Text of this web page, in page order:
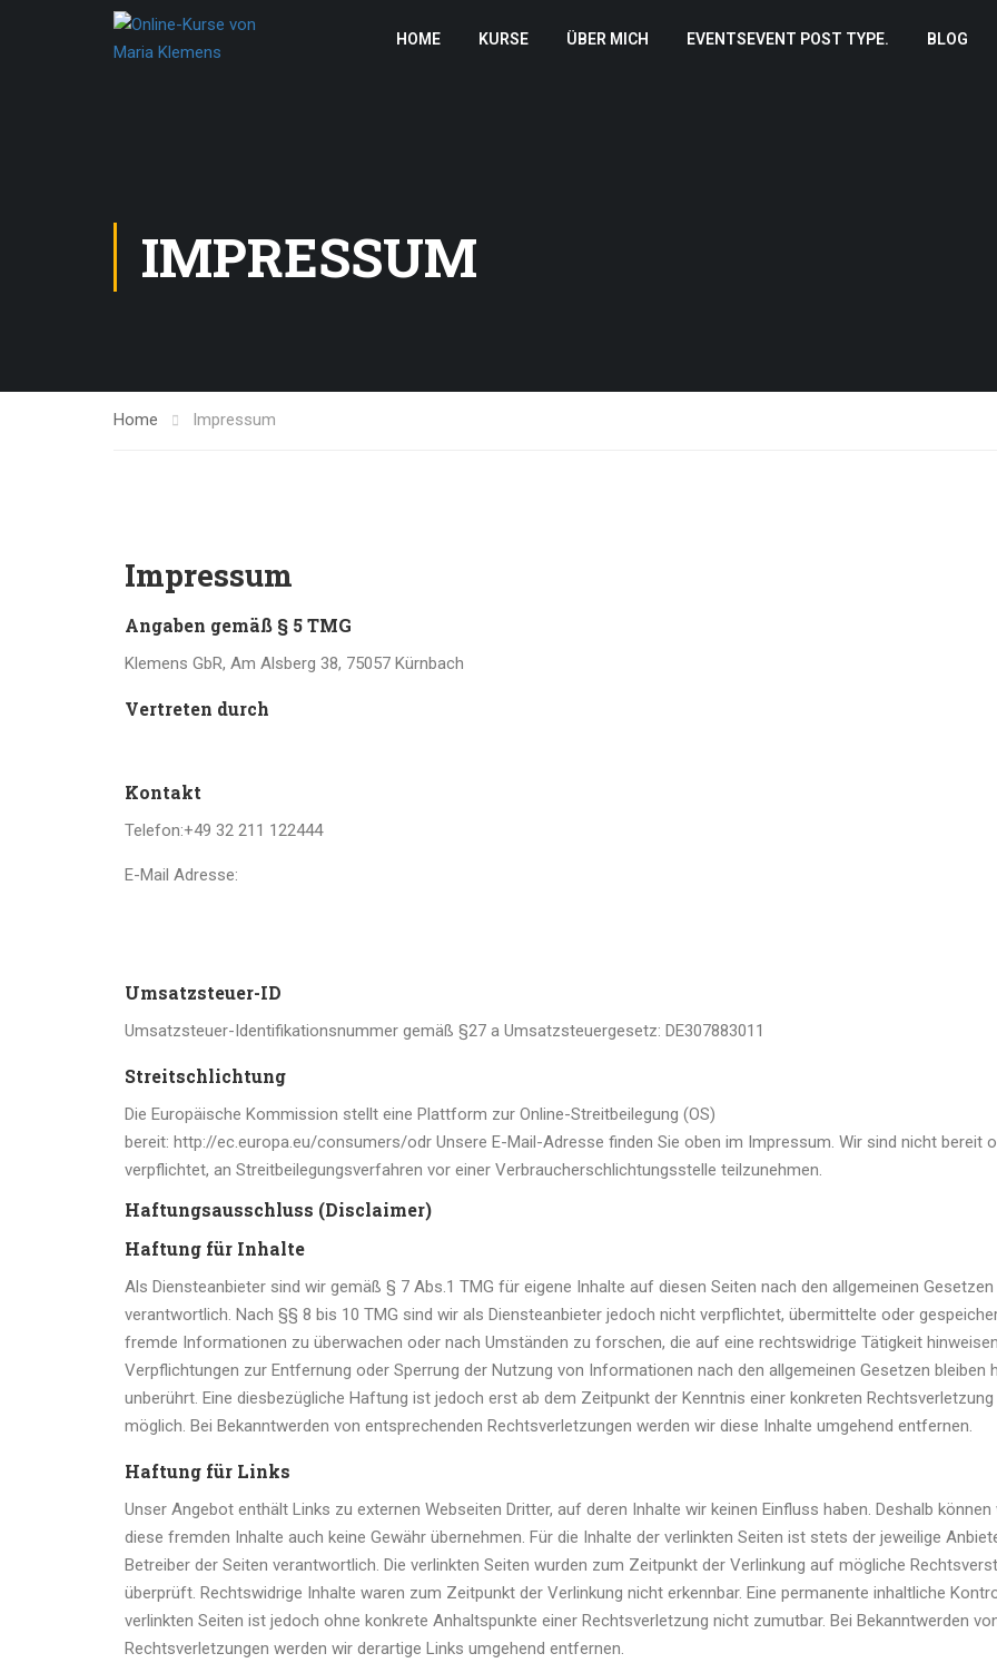
HOME KURSE ÜBER MICH EVENTSEVENT POST TYPE. BLOG
IMPRESSUM
Home Impressum
Impressum
Angaben gemäß § 5 TMG
Klemens GbR, Am Alsberg 38, 75057 Kürnbach
Vertreten durch
Kontakt
Telefon:+49 32 211 122444
E-Mail Adresse:
Umsatzsteuer-ID
Umsatzsteuer-Identifikationsnummer gemäß §27 a Umsatzsteuergesetz: DE307883011
Streitschlichtung
Die Europäische Kommission stellt eine Plattform zur Online-Streitbeilegung (OS)
bereit: http://ec.europa.eu/consumers/odr Unsere E-Mail-Adresse finden Sie oben im Impressum. Wir sind nicht bereit
verpflichtet, an Streitbeilegungsverfahren vor einer Verbraucherschlichtungsstelle teilzunehmen.
Haftungsausschluss (Disclaimer)
Haftung für Inhalte
Als Diensteanbieter sind wir gemäß § 7 Abs.1 TMG für eigene Inhalte auf diesen Seiten nach den allgemeinen Gesetzen
verantwortlich. Nach §§ 8 bis 10 TMG sind wir als Diensteanbieter jedoch nicht verpflichtet, übermittelte oder
fremde Informationen zu überwachen oder nach Umständen zu forschen, die auf eine rechtswidrige Tätigkeit
Verpflichtungen zur Entfernung oder Sperrung der Nutzung von Informationen nach den allgemeinen Gesetzen bleiben
unberührt. Eine diesbezügliche Haftung ist jedoch erst ab dem Zeitpunkt der Kenntnis einer konkreten Rechtsverletzung
möglich. Bei Bekanntwerden von entsprechenden Rechtsverletzungen werden wir diese Inhalte umgehend entfernen.
Haftung für Links
Unser Angebot enthält Links zu externen Webseiten Dritter, auf deren Inhalte wir keinen Einfluss haben. Deshalb
diese fremden Inhalte auch keine Gewähr übernehmen. Für die Inhalte der verlinkten Seiten ist stets der jeweilige
Betreiber der Seiten verantwortlich. Die verlinkten Seiten wurden zum Zeitpunkt der Verlinkung auf mögliche
überprüft. Rechtswidrige Inhalte waren zum Zeitpunkt der Verlinkung nicht erkennbar. Eine permanente inhaltliche
verlinkten Seiten ist jedoch ohne konkrete Anhaltspunkte einer Rechtsverletzung nicht zumutbar. Bei Bekanntwerden
Rechtsverletzungen werden wir derartige Links umgehend entfernen.